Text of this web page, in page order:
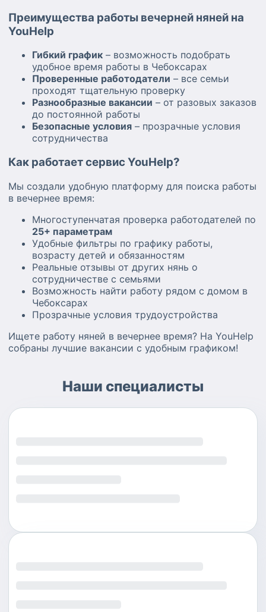
Преимущества работы вечерней няней на
YouHelp
Гибкий график – возможность подобрать
удобное время работы в Чебоксарах
Проверенные работодатели – все семьи
проходят тщательную проверку
Разнообразные вакансии – от разовых заказов
до постоянной работы
Безопасные условия – прозрачные условия
сотрудничества
Как работает сервис YouHelp?
Мы создали удобную платформу для поиска работы
в вечернее время:
Многоступенчатая проверка работодателей по
25+ параметрам
Удобные фильтры по графику работы,
возрасту детей и обязанностям
Реальные отзывы от других нянь о
сотрудничестве с семьями
Возможность найти работу рядом с домом в
Чебоксарах
Прозрачные условия трудоустройства
Ищете работу няней в вечернее время? На YouHelp
собраны лучшие вакансии с удобным графиком!
Наши специалисты